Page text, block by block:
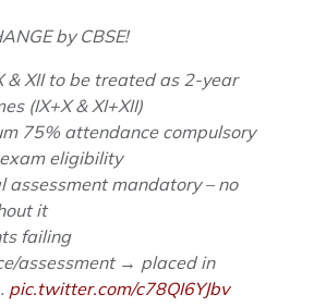
by CBSE!
& XII to be treated as 2-year
(IX+X & XI+XII)
75% attendance compulsory
eligibility
assessment mandatory – no
it
failing
assessment → placed in
pic.twitter.com/c78QI6YJbv